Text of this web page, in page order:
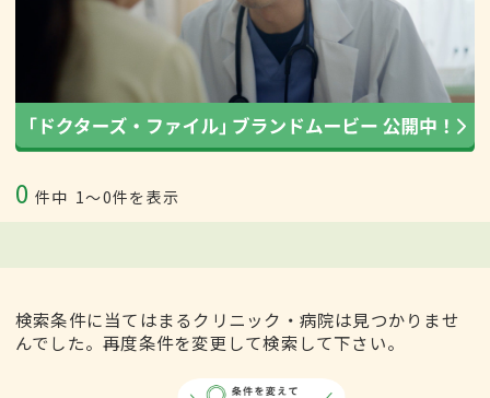
0 件中 1〜0件を表示
検索条件に当てはまるクリニック・病院は見つかりませ
んでした。再度条件を変更して検索して下さい。